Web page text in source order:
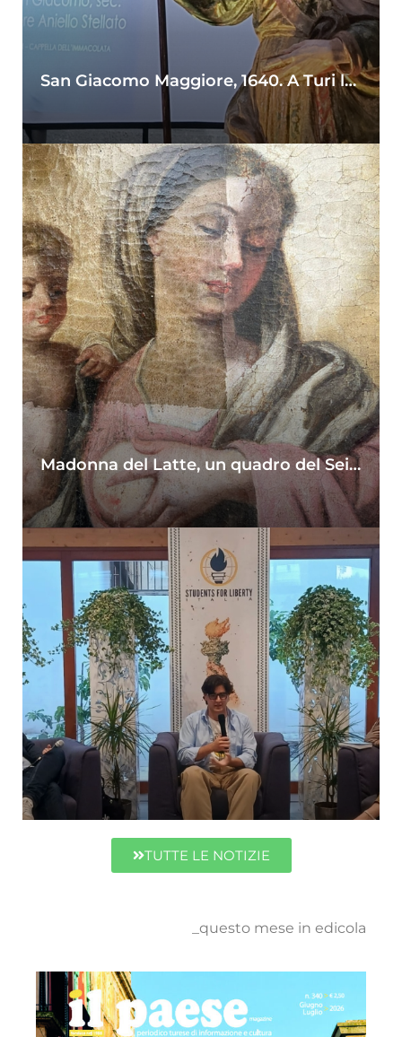
San Giacomo Maggiore, 1640. A Turi la bella scultura di Aniello Stellato torna a risplendere
Madonna del Latte, un quadro del Seicento a Turi. Una devozione perduta, l’Aquila degli Asburgo e due pie donne
TUTTE LE NOTIZIE
_questo mese in edicola